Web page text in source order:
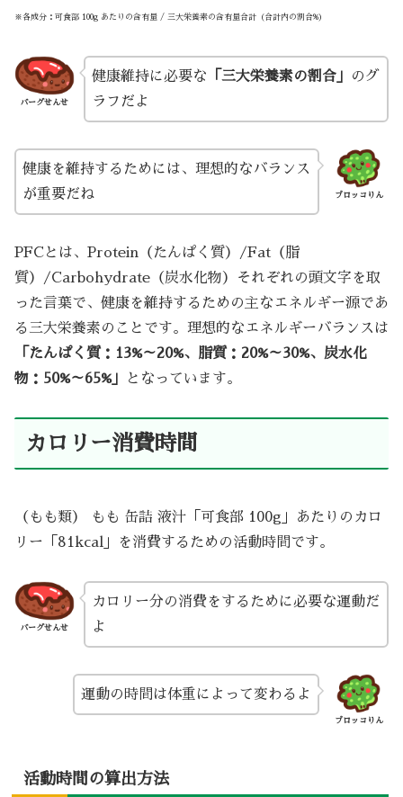
※各成分：可食部 100g あたりの含有量 / 三大栄養素の含有量合計（合計内の割合%）
バーグせんせ
健康維持に必要な 「三大栄養素の割合」
のグ
ラフだよ
ブロッコりん
健康を維持するためには、理想的なバランス
が重要だね
PFCとは、Protein（たんぱく質）/Fat（脂
質）/Carbohydrate（炭水化物）それぞれの頭文字を取
った言葉で、健康を維持するための主なエネルギー源であ
る三大栄養素のことです。理想的なエネルギーバランスは
「たんぱく質：13%～20%、脂質：20%～30%、炭水化
物：50%～65%」
となっています。
カロリー消費時間
（もも類） もも 缶詰 液汁「可食部 100g」あたりのカロ
リー「81kcal」を消費するための活動時間です。
バーグせんせ
カロリー分の消費をするために必要な運動だ
よ
ブロッコりん
運動の時間は体重によって変わるよ
活動時間の算出方法